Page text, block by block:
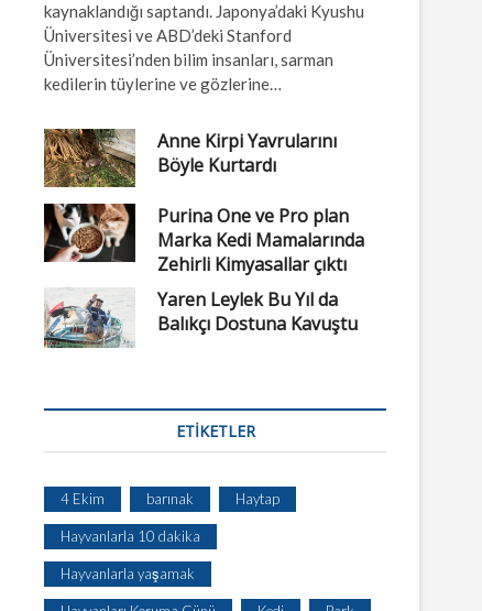
kaynaklandığı saptandı. Japonya’daki Kyushu
Üniversitesi ve ABD’deki Stanford
Üniversitesi’nden bilim insanları, sarman
kedilerin tüylerine ve gözlerine…
Anne Kirpi Yavrularını
Böyle Kurtardı
Purina One ve Pro plan
Marka Kedi Mamalarında
Zehirli Kimyasallar çıktı
Yaren Leylek Bu Yıl da
Balıkçı Dostuna Kavuştu
ETIKETLER
4 Ekim barınak Haytap
Hayvanlarla 10 dakika
Hayvanlarla yaşamak